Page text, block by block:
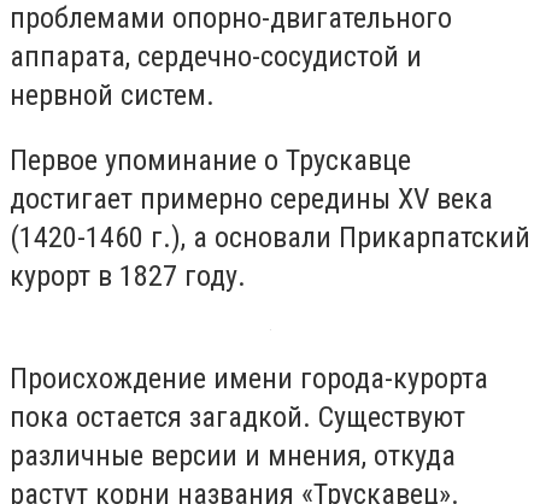
проблемами опорно-двигательного
аппарата, сердечно-сосудистой и
нервной систем.
Первое упоминание о Трускавце
достигает примерно середины XV века
(1420-1460 г.), а основали Прикарпатский
курорт в 1827 году.
Происхождение имени города-курорта
пока остается загадкой. Существуют
различные версии и мнения, откуда
растут корни названия «Трускавец».